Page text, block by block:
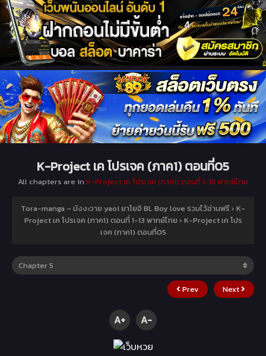
K-Project เค โปรเจค (ภาค1) ตอนที่05
All chapters are in K-Project เค โปรเจค (ภาค1) ตอนที่ 1-13 พากย์ไทย
Tora-manga – มังงะวาย yaoi ยาโยอิ BL Boy love รวมไว้อ่านฟรี › K-
Project เค โปรเจค (ภาค1) ตอนที่ 1-13 พากย์ไทย › K-Project เค โปร
เจค (ภาค1) ตอนที่05
Prev Next
A+ A-